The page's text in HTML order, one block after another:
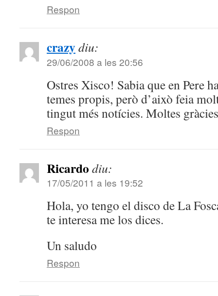
Respon
crazydiu:
29/06/2008 a les 20:56
Ostres Xisco! Sabia que en Pere
temes propis, però d’això feia
tingut més notícies. Moltes
Respon
Ricardo diu:
17/05/2011 a les 19:52
Hola, yo tengo el disco de La
te interesa me los dices.
Un saludo
Respon